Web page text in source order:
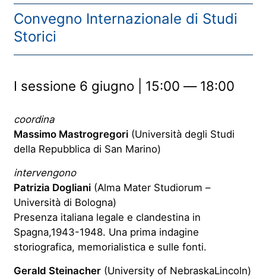
Convegno Internazionale di Studi
Storici
I sessione 6 giugno | 15:00 ― 18:00
coordina
Massimo Mastrogregori(Università degli Studi
della Repubblica di San Marino)
intervengono
Patrizia Dogliani(Alma Mater Studiorum –
Università di Bologna)
Presenza italiana legale e clandestina in
Spagna,1943-1948. Una prima indagine
storiografica, memorialistica e sulle fonti.
Gerald Steinacher(University of NebraskaLincoln)